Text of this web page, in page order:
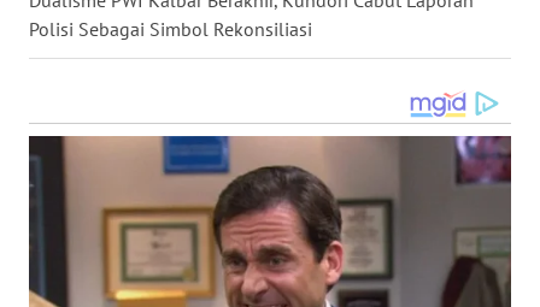
Polisi Sebagai Simbol Rekonsiliasi
WN